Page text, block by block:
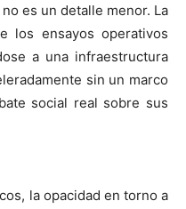
es un detalle menor. La
los ensayos operativos
a una infraestructura
sin un marco
social real sobre sus
la opacidad en torno a